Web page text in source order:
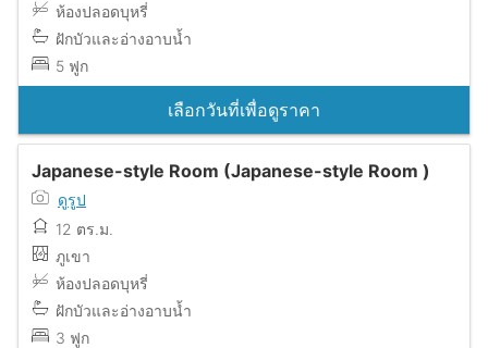
ห้องปลอดบุหรี่
ฝักบัวและอ่างอาบน้ำ
5 ฟูก
เลือกวันที่เพื่อดูราคา
Japanese-style Room (Japanese-style Room )
ดูรูป
12 ตร.ม.
ภูเขา
ห้องปลอดบุหรี่
ฝักบัวและอ่างอาบน้ำ
3 ฟูก